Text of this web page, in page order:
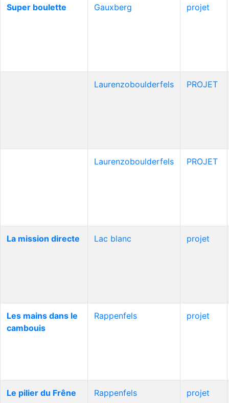
Super boulette Gauxberg projet
Laurenzoboulderfels PROJET
Laurenzoboulderfels PROJET
La mission directe Lac blanc projet
Les mains dans le
cambouis
Rappenfels projet
Le pilier du Frêne Rappenfels projet